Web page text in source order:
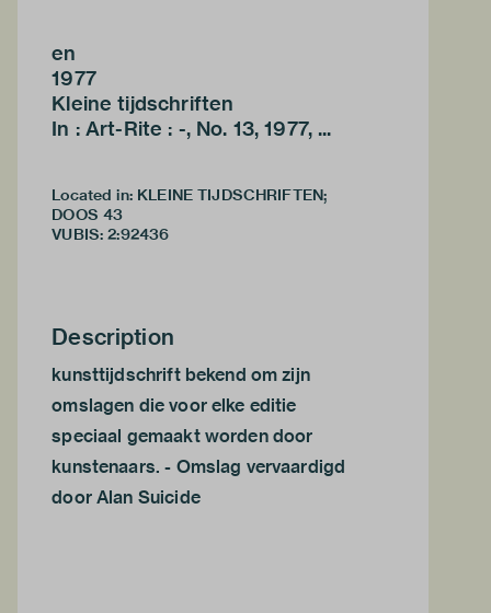
en
1977
Kleine tijdschriften
In : Art-Rite : -, No. 13, 1977, ...
Located in: KLEINE TIJDSCHRIFTEN;
DOOS 43
VUBIS: 2:92436
Description
kunsttijdschrift bekend om zijn
omslagen die voor elke editie
speciaal gemaakt worden door
kunstenaars. - Omslag vervaardigd
door Alan Suicide